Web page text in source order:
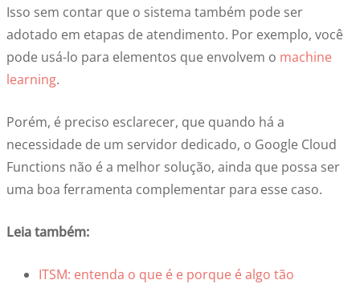
Isso sem contar que o sistema também pode ser
adotado em etapas de atendimento. Por exemplo, você
pode usá-lo para elementos que envolvem o machine
learning.
Porém, é preciso esclarecer, que quando há a
necessidade de um servidor dedicado, o Google Cloud
Functions não é a melhor solução, ainda que possa ser
uma boa ferramenta complementar para esse caso.
Leia também:
ITSM: entenda o que é e porque é algo tão